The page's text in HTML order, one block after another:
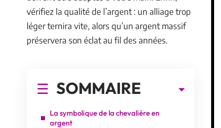
vérifiez la qualité de l’argent : un alliage trop
léger ternira vite, alors qu’un argent massif
préservera son éclat au fil des années.
SOMMAIRE
La symbolique de la chevalière en
argent